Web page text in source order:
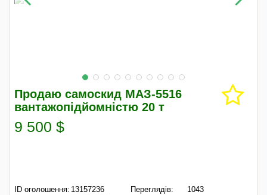
Продаю самоскид МАЗ-5516
вантажопідйомністю 20 т
9 500 $
ID оголошення: 13157236
Переглядів: 1043